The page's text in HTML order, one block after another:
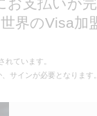
界のVisa加
ています。
サインが必要となります。